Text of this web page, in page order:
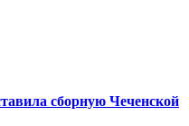
сборную Чеченской